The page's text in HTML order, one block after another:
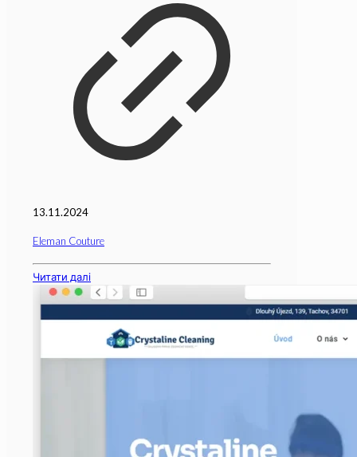
13.11.2024
Eleman Couture
Читати далі